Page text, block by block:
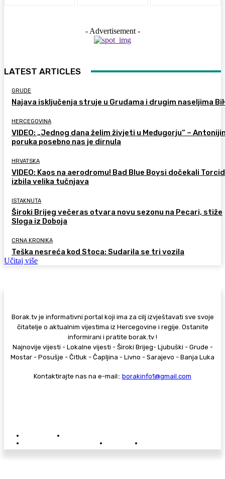
- Advertisement -
LATEST ARTICLES
GRUDE
Najava isključenja struje u Grudama i drugim naseljima
HERCEGOVINA
VIDEO: „Jednog dana želim živjeti u Međugorju“ –
poruka posebno nas je dirnula
HRVATSKA
VIDEO: Kaos na aerodromu! Bad Blue Boysi dočekali
izbila velika tučnjava
ISTAKNUTA
Široki Brijeg večeras otvara novu sezonu na Pecari, stiže
Sloga iz Doboja
CRNA KRONIKA
Teška nesreća kod Stoca: Sudarila se tri vozila
Učitaj više
Borak.tv je informativni portal koji ima za cilj izvještavati sve svoje
čitatelje o aktualnim vijestima iz Hercegovine i regije. Ostanite
informirani i pratite borak.tv !
Najnovije vijesti - Lokalne vijesti - Široki Brijeg- Ljubuški - Grude -
Mostar - Posušje - Čitluk - Čapljina - Livno - Sarajevo - Banja Luka
Kontaktirajte nas na e-mail:: borakinfo1@gmail.com